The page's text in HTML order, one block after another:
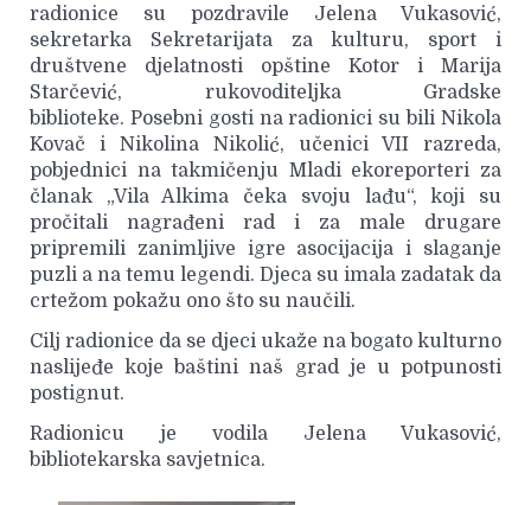
radionice su pozdravile Jelena Vukasović,
sekretarka Sekretarijata za kulturu, sport i
društvene djelatnosti opštine Kotor i Marija
Starčević, rukovoditeljka Gradske
biblioteke. Posebni gosti na radionici su bili Nikola
Kovač i Nikolina Nikolić, učenici VII razreda,
pobjednici na takmičenju Mladi ekoreporteri za
članak „Vila Alkima čeka svoju lađu“, koji su
pročitali nagrađeni rad i za male drugare
pripremili zanimljive igre asocijacija i slaganje
puzli a na temu legendi. Djeca su imala zadatak da
crtežom pokažu ono što su naučili.
Cilj radionice da se djeci ukaže na bogato kulturno
naslijeđe koje baštini naš grad je u potpunosti
postignut.
Radionicu je vodila Jelena Vukasović,
bibliotekarska savjetnica.